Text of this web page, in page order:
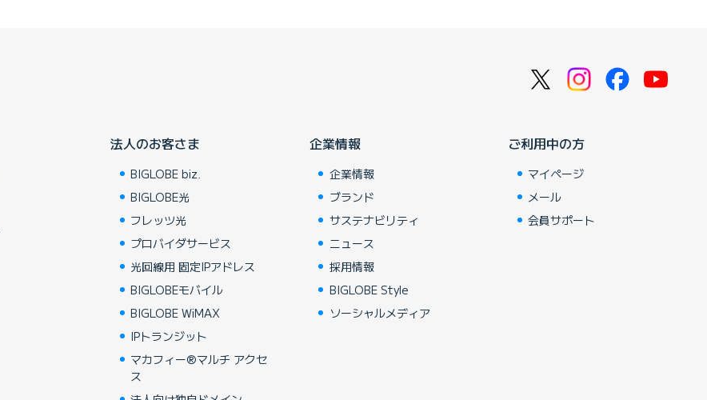
法人のお客さま
BIGLOBE biz.
BIGLOBE光
フレッツ光
プロバイダサービス
光回線用 固定IPアドレス
BIGLOBEモバイル
BIGLOBE WiMAX
IPトランジット
マカフィー®マルチ アクセ
ス
企業情報
企業情報
ブランド
サステナビリティ
ニュース
採用情報
BIGLOBE Style
ソーシャルメディア
ご利用中の方
マイページ
メール
会員サポート